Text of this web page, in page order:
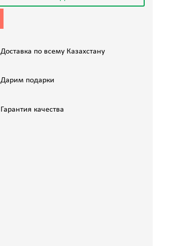
Доставка по всему Казахстану
Дарим подарки
Гарантия качества